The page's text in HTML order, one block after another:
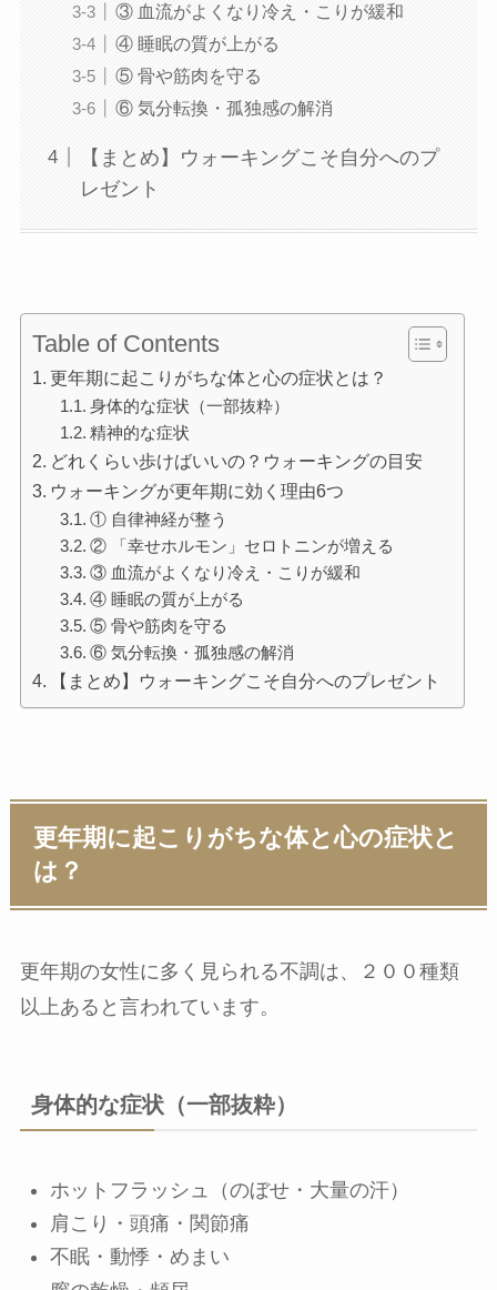
③ 血流がよくなり冷え・こりが緩和
④ 睡眠の質が上がる
⑤ 骨や筋肉を守る
⑥ 気分転換・孤独感の解消
【まとめ】ウォーキングこそ自分へのプ
レゼント
Table of Contents
更年期に起こりがちな体と心の症状とは？
身体的な症状（一部抜粋）
精神的な症状
どれくらい歩けばいいの？ウォーキングの目安
ウォーキングが更年期に効く理由6つ
① 自律神経が整う
② 「幸せホルモン」セロトニンが増える
③ 血流がよくなり冷え・こりが緩和
④ 睡眠の質が上がる
⑤ 骨や筋肉を守る
⑥ 気分転換・孤独感の解消
【まとめ】ウォーキングこそ自分へのプレゼント
更年期に起こりがちな体と心の症状と
は？
更年期の女性に多く見られる不調は、２００種類
以上あると言われています。
身体的な症状（一部抜粋）
ホットフラッシュ（のぼせ・大量の汗）
肩こり・頭痛・関節痛
不眠・動悸・めまい